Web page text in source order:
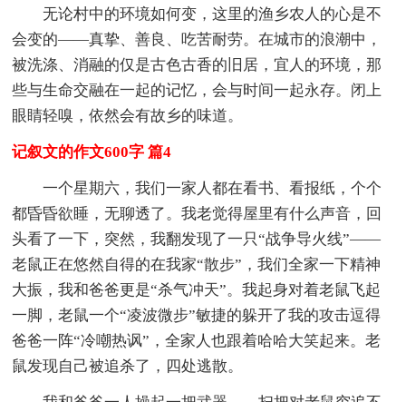
无论村中的环境如何变，这里的渔乡农人的心是不
会变的——真挚、善良、吃苦耐劳。在城市的浪潮中，
被洗涤、消融的仅是古色古香的旧居，宜人的环境，那
些与生命交融在一起的记忆，会与时间一起永存。闭上
眼睛轻嗅，依然会有故乡的味道。
记叙文的作文600字 篇4
一个星期六，我们一家人都在看书、看报纸，个个
都昏昏欲睡，无聊透了。我老觉得屋里有什么声音，回
头看了一下，突然，我翻发现了一只“战争导火线”——
老鼠正在悠然自得的在我家“散步”，我们全家一下精神
大振，我和爸爸更是“杀气冲天”。我起身对着老鼠飞起
一脚，老鼠一个“凌波微步”敏捷的躲开了我的攻击逗得
爸爸一阵“冷嘲热讽”，全家人也跟着哈哈大笑起来。老
鼠发现自己被追杀了，四处逃散。